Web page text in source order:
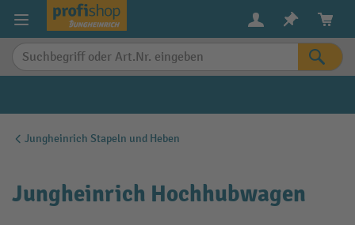
springen
Jungheinrich Stapeln und Heben
Jungheinrich Hochhubwagen